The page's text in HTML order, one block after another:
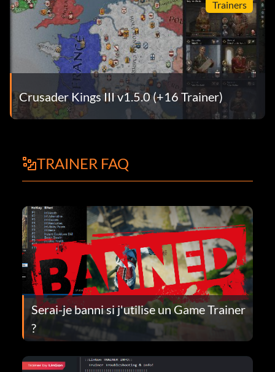
Trainers
Crusader Kings III v1.5.0 (+16 Trainer)
TRAINER FAQ
Serai-je banni si j'utilise un Game Trainer
?